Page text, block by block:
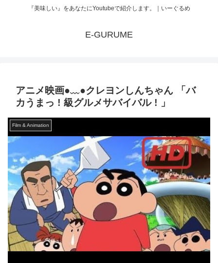
『美味しい』をあなたにYoutubeで紹介します。｜いーぐるめ
E-GURUME
アニメ映画●﹏●クレヨンしんちゃん 「バ
カうまっ ! 級グルメサバイバル ! 」
Film & Animation